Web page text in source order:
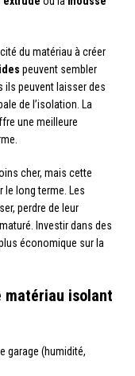
du matériau à créer
peuvent sembler
ils peuvent laisser des
de l’isolation. La
une meilleure
cher, mais cette
long terme. Les
perdre de leur
Investir dans des
économique sur la
matériau isolant
garage (humidité,